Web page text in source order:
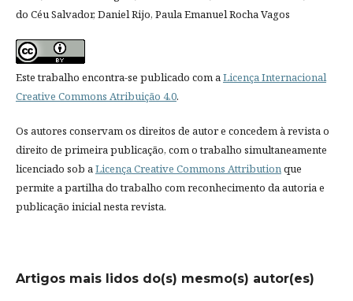
do Céu Salvador, Daniel Rijo, Paula Emanuel Rocha Vagos
Este trabalho encontra-se publicado com aLicença Internacional
Creative Commons Atribuição 4.0.
Os autores conservam os direitos de autor e concedem à revista o
direito de primeira publicação, com o trabalho simultaneamente
licenciado sob aLicença Creative Commons Attributionque
permite a partilha do trabalho com reconhecimento da autoria e
publicação inicial nesta revista.
Artigos mais lidos do(s) mesmo(s) autor(es)